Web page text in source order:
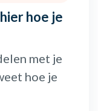
hoe je
met je
hoe je